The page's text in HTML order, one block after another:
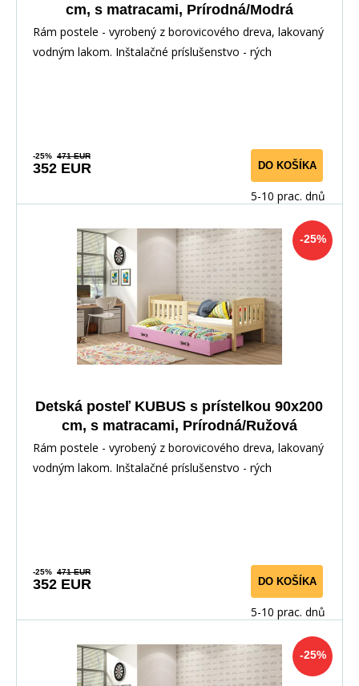
cm, s matracami, Prírodná/Modrá
Rám postele - vyrobený z borovicového dreva, lakovaný
vodným lakom. Inštalačné príslušenstvo - rých
-25% 471 EUR
352 EUR DO KOŠÍKA
5-10 prac. dnů
-25%
Detská posteľ KUBUS s prístelkou 90x200
cm, s matracami, Prírodná/Ružová
Rám postele - vyrobený z borovicového dreva, lakovaný
vodným lakom. Inštalačné príslušenstvo - rých
-25% 471 EUR
352 EUR DO KOŠÍKA
5-10 prac. dnů
-25%